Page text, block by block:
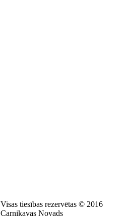
Visas tiesības rezervētas © 2016
Carnikavas Novads